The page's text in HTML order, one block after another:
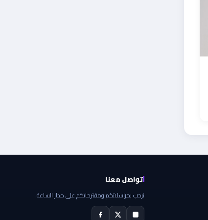
تواصل معنا
نرحب بمراسلاتكم ومقترحاتكم على مدار الساعة.